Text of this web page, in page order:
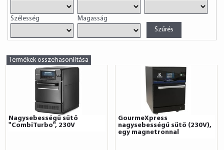
HUNGÁRIA
Kft.
Szélesség Magasság
Termékek összehasonlítása
Nagysebességű sűtő
"CombiTurbo", 230V
GourmeXpress
nagysebességű sütő (230V),
egy magnetronnal